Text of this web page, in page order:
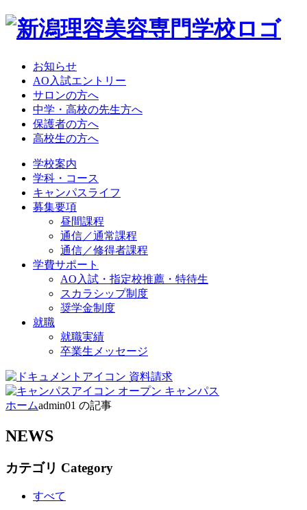
お知らせ
AO入試エントリー
サロンの方へ
中学・高校の先生方へ
保護者の方へ
高校生の方へ
学校案内
学科・コース
キャンパスライフ
募集要項
昼間課程
通信／通常課程
通信／修得者課程
学費サポート
AO入試・指定校推薦・特待生
スカラシップ制度
奨学金制度
就職
就職実績
卒業生メッセージ
資料請求
オープン キャンパス
ホームadmin01 の記事
NEWS
カテゴリ Category
すべて